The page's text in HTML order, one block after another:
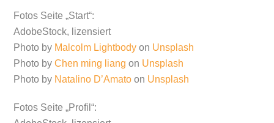
Fotos Seite „Start“:
AdobeStock, lizensiert
Photo by Malcolm Lightbody on Unsplash
Photo byChen ming liang on Unsplash
Photo by Natalino D’Amato on Unsplash
Fotos Seite „Profil“: